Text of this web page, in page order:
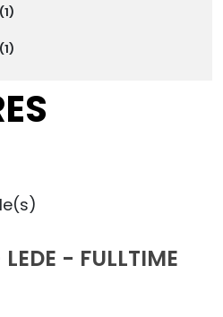
(1)
(1)
- FULLTIME